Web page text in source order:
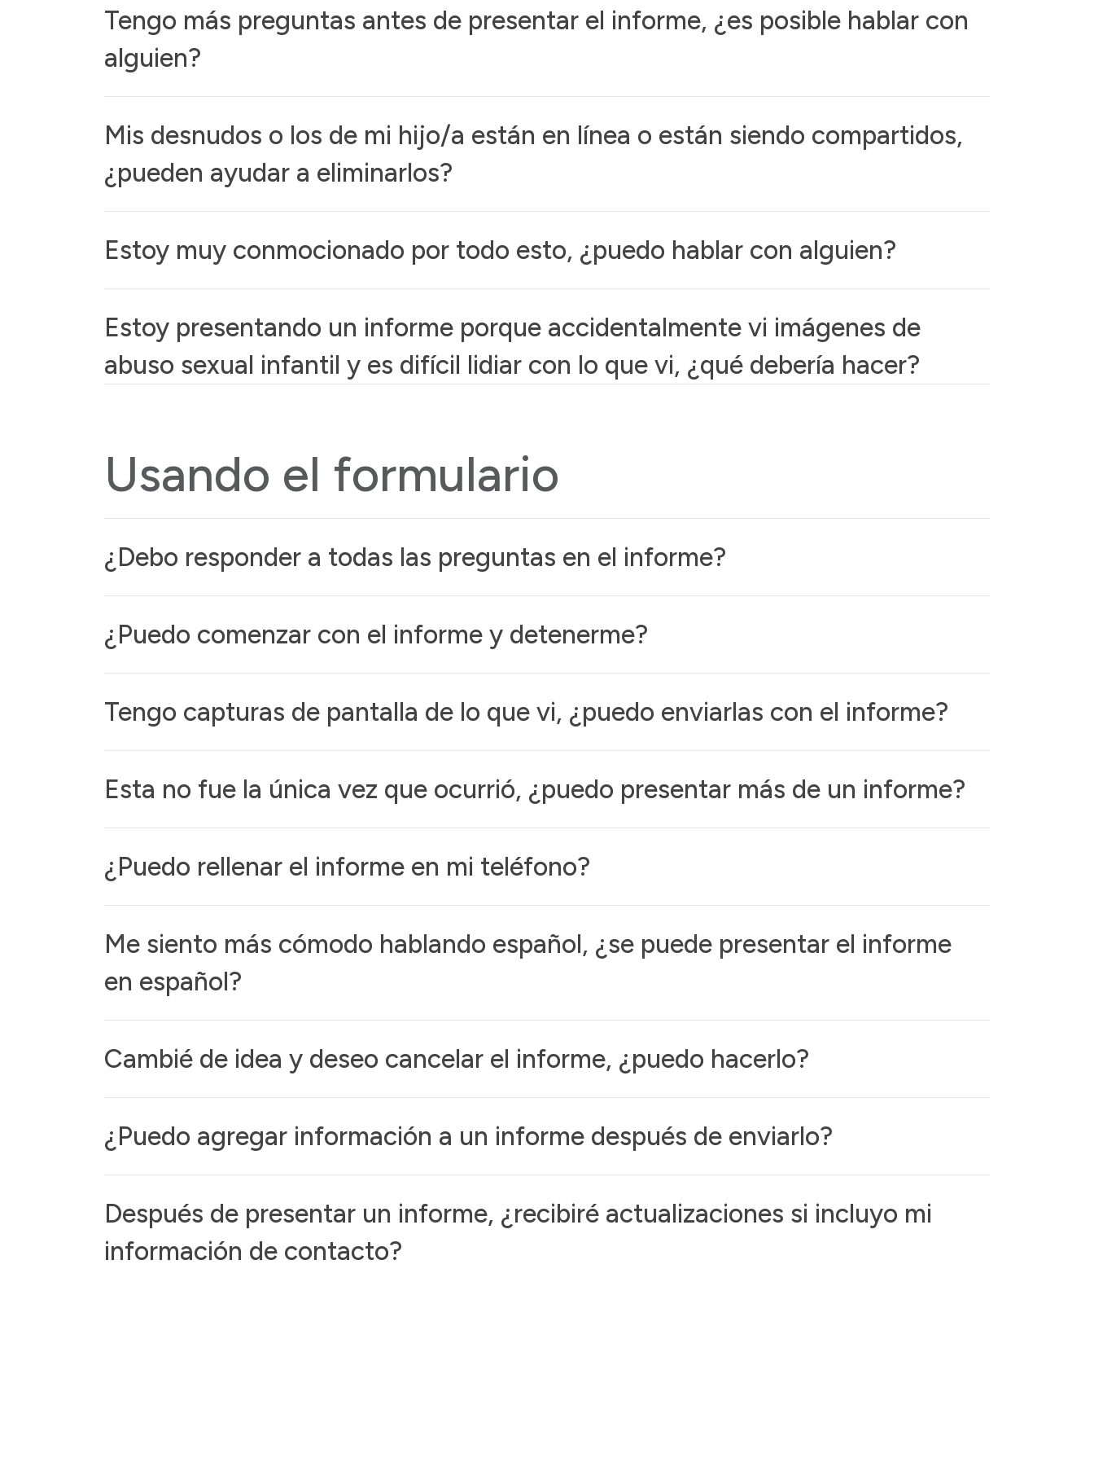
Tengo más preguntas antes de presentar el informe, ¿es posible hablar con
alguien?
Mis desnudos o los de mi hijo/a están en línea o están siendo compartidos,
¿pueden ayudar a eliminarlos?
Estoy muy conmocionado por todo esto, ¿puedo hablar con alguien?
Estoy presentando un informe porque accidentalmente vi imágenes de
abuso sexual infantil y es difícil lidiar con lo que vi, ¿qué debería hacer?
Usando el formulario
¿Debo responder a todas las preguntas en el informe?
¿Puedo comenzar con el informe y detenerme?
Tengo capturas de pantalla de lo que vi, ¿puedo enviarlas con el informe?
Esta no fue la única vez que ocurrió, ¿puedo presentar más de un informe?
¿Puedo rellenar el informe en mi teléfono?
Me siento más cómodo hablando español, ¿se puede presentar el informe
en español?
Cambié de idea y deseo cancelar el informe, ¿puedo hacerlo?
¿Puedo agregar información a un informe después de enviarlo?
Después de presentar un informe, ¿recibiré actualizaciones si incluyo mi
información de contacto?